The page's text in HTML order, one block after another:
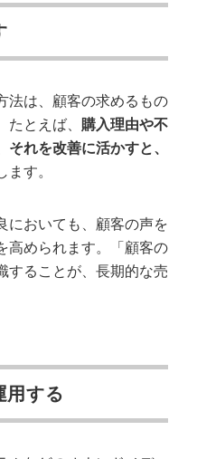
法は、顧客の求めるもの
たとえば、 購入理由や不
れを改善に活かすと、
ます。
においても、顧客の声を
高められます。「顧客の
することが、長期的な売
用する